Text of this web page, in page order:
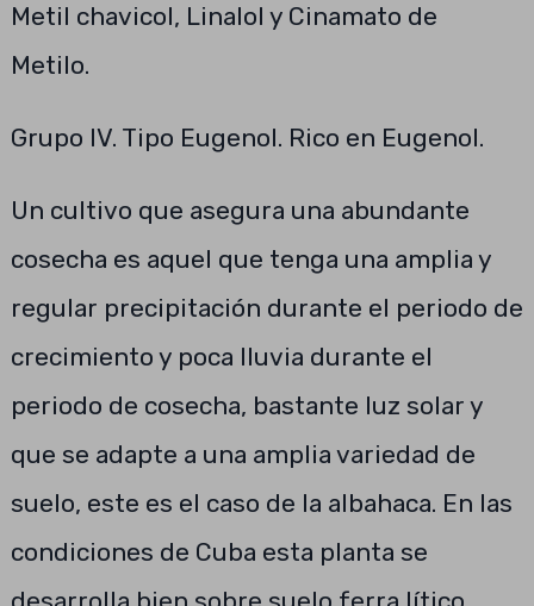
Metil chavicol, Linalol y Cinamato de
Metilo.
Grupo IV. Tipo Eugenol. Rico en Eugenol.
Un cultivo que asegura una abundante
cosecha es aquel que tenga una amplia y
regular precipitación durante el periodo de
crecimiento y poca lluvia durante el
periodo de cosecha, bastante luz solar y
que se adapte a una amplia variedad de
suelo, este es el caso de la albahaca. En las
condiciones de Cuba esta planta se